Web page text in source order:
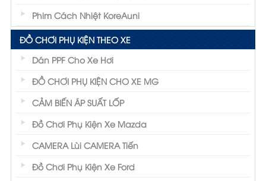
Phim Cách Nhiệt KoreAuni
ĐỒ CHƠI PHỤ KIỆN THEO XE
Dán PPF Cho Xe Hơi
ĐỒ CHƠI PHỤ KIỆN CHO XE MG
CẢM BIẾN ÁP SUẤT LỐP
Đồ Chơi Phụ Kiện Xe Mazda
CAMERA Lùi CAMERA Tiến
Đồ Chơi Phụ Kiện Xe Ford